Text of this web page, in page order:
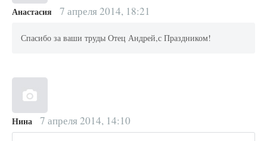
Анастасия 7 апреля 2014, 18:21
Спасибо за ваши труды Отец Андрей,с Праздником!
Нина 7 апреля 2014, 14:10